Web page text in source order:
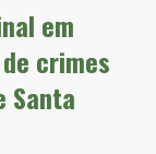
em
crimes
Santa